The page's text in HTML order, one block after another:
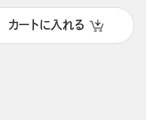
カートに入れる